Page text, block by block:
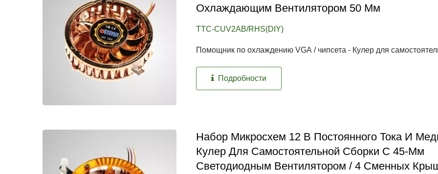
Охлаждающим Вентилятором 50 Мм
TTC-CUV2AB/RHS(DIY)
Помощник по охлаждению VGA / чипсета - Кулер для
Подробности
Набор Микросхем 12 В Постоянного Тока И
Кулер Для Самостоятельной Сборки С 45-Мм
Светодиодным Вентилятором / 4 Сменных